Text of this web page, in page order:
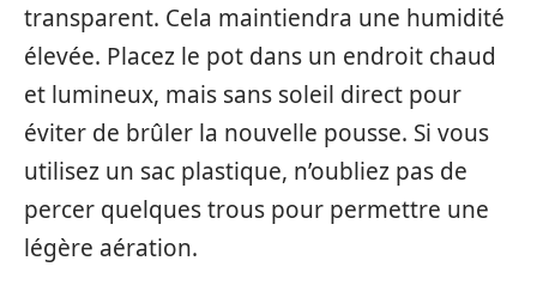
transparent. Cela maintiendra une humidité
élevée. Placez le pot dans un endroit chaud
et lumineux, mais sans soleil direct pour
éviter de brûler la nouvelle pousse. Si vous
utilisez un sac plastique, n’oubliez pas de
percer quelques trous pour permettre une
légère aération.